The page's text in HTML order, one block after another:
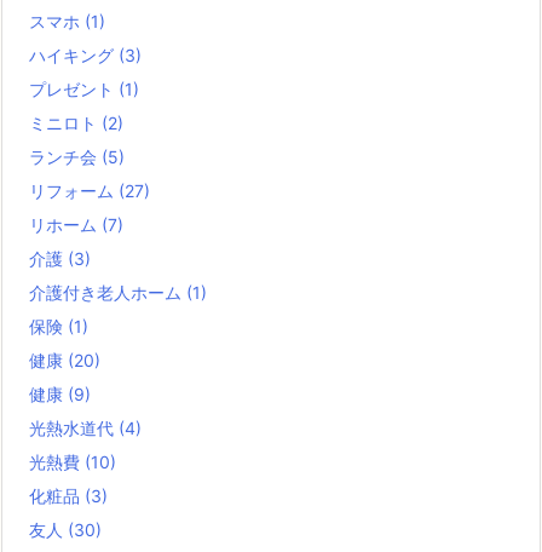
スマホ (1)
ハイキング (3)
プレゼント (1)
ミニロト (2)
ランチ会 (5)
リフォーム (27)
リホーム (7)
介護 (3)
介護付き老人ホーム (1)
保険 (1)
健康 (20)
健康 (9)
光熱水道代 (4)
光熱費 (10)
化粧品 (3)
友人 (30)